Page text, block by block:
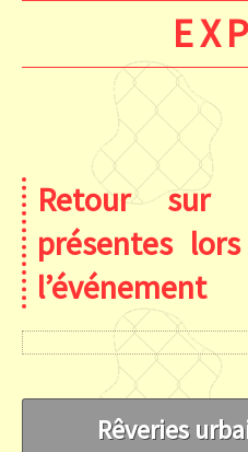
Retour sur
présentes
l’événement
Rêveries